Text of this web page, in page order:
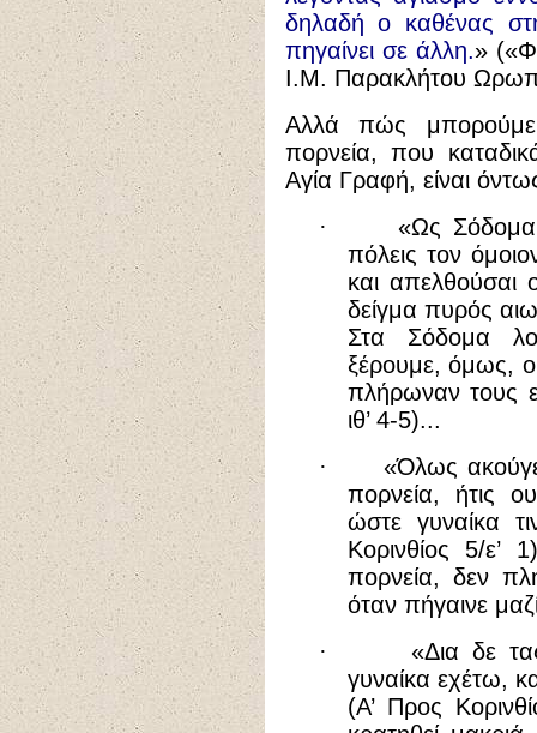
δηλαδή ο καθένας
πηγαίνει σε άλλη.»
Ι.Μ. Παρακλήτου
Αλλά πώς
πορνεία, που
Αγία Γραφή, είναι
·
«Ως Σόδομα
πόλεις τον
και απελθούσαι
δείγμα πυρός
Στα Σόδομα
ξέρουμε, όμως,
πλήρωναν τους
ιθ’ 4-5)...
·
«Όλως
πορνεία, ήτις
ώστε γυναίκα
Κορινθίος 5/ε’
πορνεία, δεν
όταν πήγαινε
·
«Δια δε
γυναίκα εχέτω,
(Α’ Προς